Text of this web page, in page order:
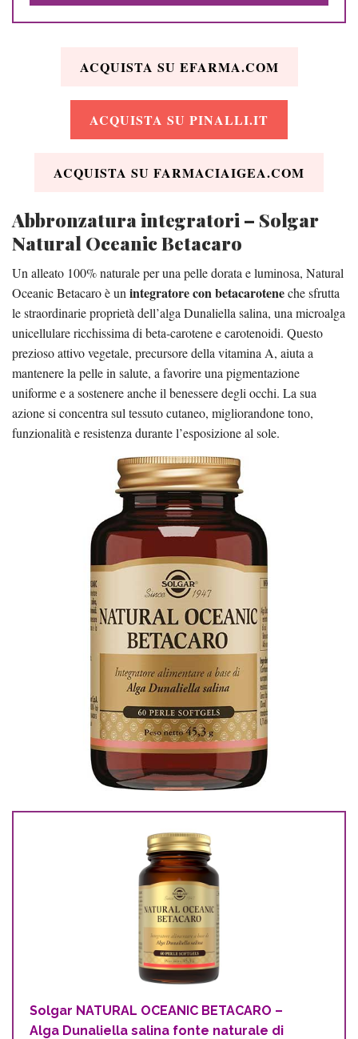
ACQUISTA SU EFARMA.COM
ACQUISTA SU PINALLI.IT
ACQUISTA SU FARMACIAIGEA.COM
Abbronzatura integratori – Solgar
Natural Oceanic Betacaro
Un alleato 100% naturale per una pelle dorata e luminosa, Natural
Oceanic Betacaro è un integratore con betacaroteneche sfrutta
le straordinarie proprietà dell’alga Dunaliella salina, una microalga
unicellulare ricchissima di beta-carotene e carotenoidi. Questo
prezioso attivo vegetale, precursore della vitamina A, aiuta a
mantenere la pelle in salute, a favorire una pigmentazione
uniforme e a sostenere anche il benessere degli occhi. La sua
azione si concentra sul tessuto cutaneo, migliorandone tono,
funzionalità e resistenza durante l’esposizione al sole.
Solgar NATURAL OCEANIC BETACARO –
Alga Dunaliella salina fonte naturale di